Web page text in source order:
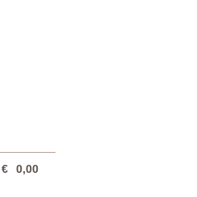
€ 0,00